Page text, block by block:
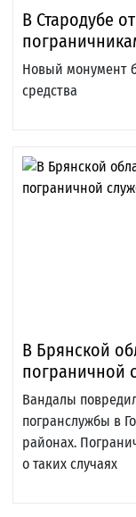
В Стародубе
Новый монумент
средства
В Брянской
пограничной
Вандалы
погранслужбы в
районах.
о таких случаях